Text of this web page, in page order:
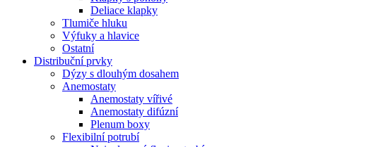
Deliace klapky
Tlumiče hluku
Výfuky a hlavice
Ostatní
Distribuční prvky
Dýzy s dlouhým dosahem
Anemostaty
Anemostaty vířivé
Anemostaty difúzní
Plenum boxy
Flexibilní potrubí